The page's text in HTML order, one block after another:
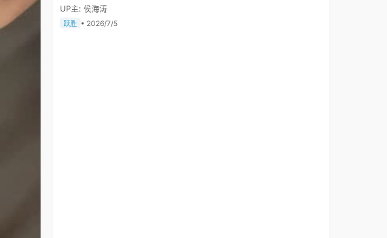
UP主: 侯海涛
跃胜 • 2026/7/5